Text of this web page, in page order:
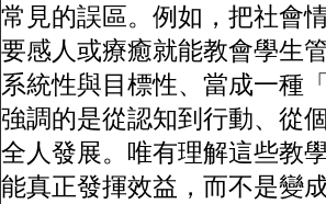
常見的誤區。例如，把社會
要感人或療癒就能教會學生
系統性與目標性、當成一種
強調的是從認知到行動、從
全人發展。唯有理解這些教
能真正發揮效益，而不是變